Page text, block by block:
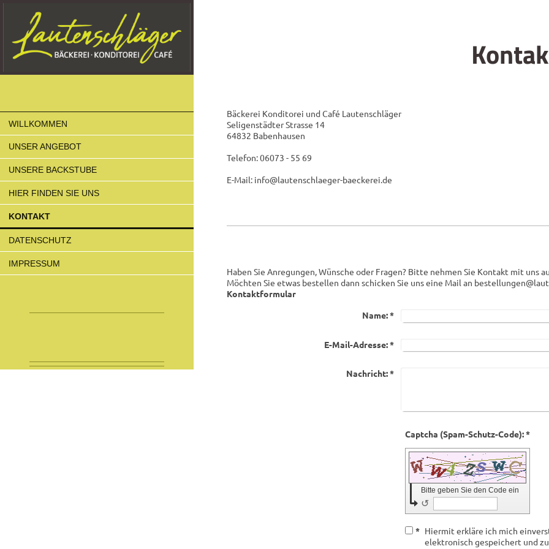
WILLKOMMEN
UNSER ANGEBOT
UNSERE BACKSTUBE
HIER FINDEN SIE UNS
KONTAKT
DATENSCHUTZ
IMPRESSUM
Bäckerei Konditorei und Café Lautenschläger
Seligenstädter Strasse 14
64832 Babenhausen
Telefon: 06073 - 55 69
E-Mail: info@lautenschlaeger-baeckerei.de
Haben Sie Anregungen, Wünsche oder Fragen? Bitte nehmen Sie Kontakt mit uns
Möchten Sie etwas bestellen dann schicken Sie uns eine Mail an
Kontaktformular
Name:*
E-Mail-Adresse:*
Nachricht:*
Captcha (Spam-Schutz-Code): *
Bitte geben Sie den Code ein
↺
* Hiermit erkläre ich mich
elektronisch gespeichert und